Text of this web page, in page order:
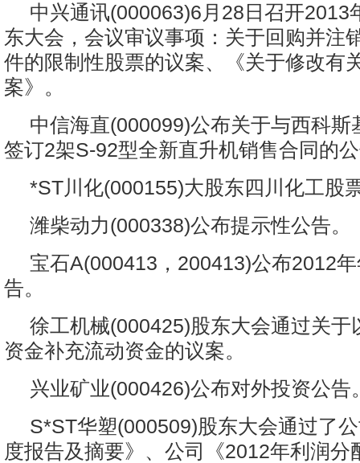
中兴通讯(000063)6月28日召开2013
东大会，会议审议事项：关于回购并注
件的限制性股票的议案、《关于修改有
案》。
中信海直(000099)公布关于与西科斯
签订2架S-92型全新直升机销售合同的
*ST川化(000155)大股东四川化工股
潍柴动力(000338)公布提示性公告。
宝石A(000413，200413)公布2012
告。
徐工机械(000425)股东大会通过关于
资金补充流动资金的议案。
兴业矿业(000426)公布对外投资公告
S*ST华塑(000509)股东大会通过了
度报告及摘要》、公司《2012年利润分